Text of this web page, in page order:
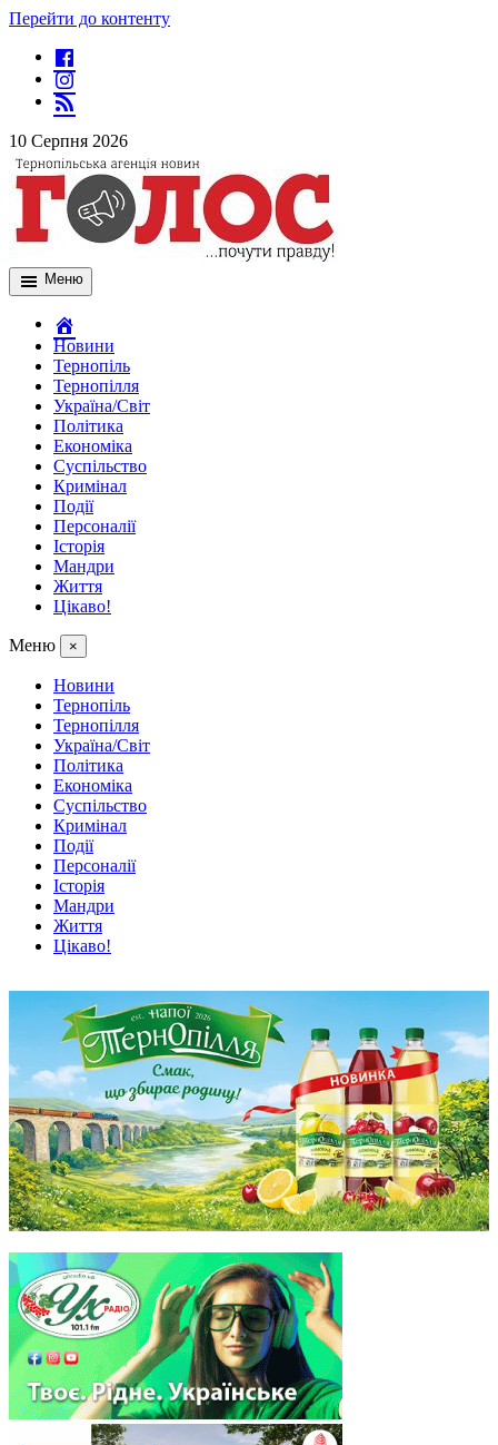
Перейти до контенту
10 Серпня 2026
Меню
Новини
Тернопіль
Тернопілля
Україна/Світ
Політика
Економіка
Суспільство
Кримінал
Події
Персоналії
Історія
Мандри
Життя
Цікаво!
Меню ×
Новини
Тернопіль
Тернопілля
Україна/Світ
Політика
Економіка
Суспільство
Кримінал
Події
Персоналії
Історія
Мандри
Життя
Цікаво!